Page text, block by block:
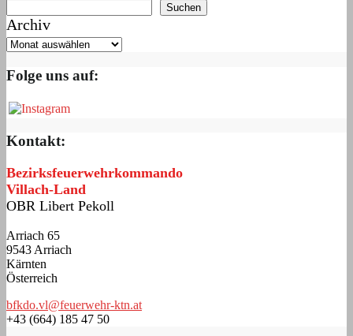
Suchen
Archiv
Folge uns auf:
Kontakt:
Bezirksfeuerwehrkommando
Villach-Land
OBR Libert Pekoll
Arriach 65
9543 Arriach
Kärnten
Österreich
bfkdo.vl@feuerwehr-ktn.at
+43 (664) 185 47 50